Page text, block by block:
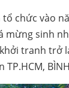
chức vào
mừng sinh
tranh trở